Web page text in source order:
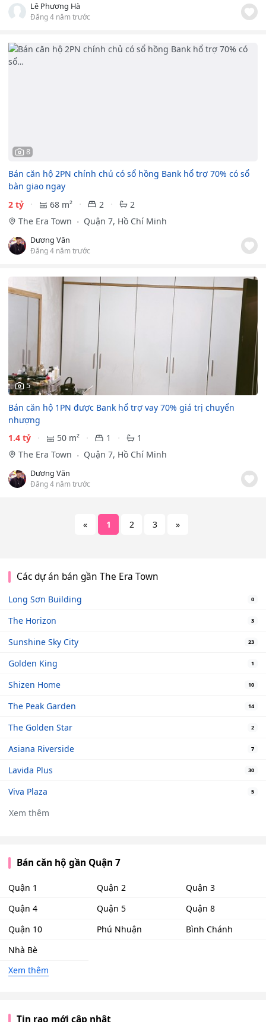
Lê Phương Hà
Đăng 4 năm trước
8
Bán căn hộ 2PN chính chủ có sổ hồng Bank hổ trợ 70% có sổ
bàn giao ngay
2 tỷ
68 m² 2
2
The Era Town
Quận 7, Hồ Chí Minh
Dương Văn
Đăng 4 năm trước
5
Bán căn hộ 1PN được Bank hổ trợ vay 70% giá trị chuyển
nhượng
1.4 tỷ
50 m² 1
1
The Era Town
Quận 7, Hồ Chí Minh
Dương Văn
Đăng 4 năm trước
« 1 2 3 »
Các dự án bán gần The Era Town
Long Sơn Building 0
The Horizon 3
Sunshine Sky City 23
Golden King 1
Shizen Home 10
The Peak Garden 14
The Golden Star 2
Asiana Riverside 7
Lavida Plus 30
Viva Plaza 5
Xem thêm
Bán căn hộ gần Quận 7
Quận 1 Quận 2
Quận 3
Quận 4
Quận 5
Quận 8
Quận 10
Phú Nhuận
Bình Chánh
Nhà Bè
Xem thêm